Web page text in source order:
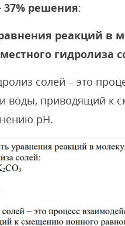
37% решения:
реакций в
гидролиза
солей – это
воды, приводящий к
рН.